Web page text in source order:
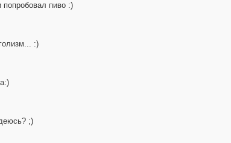
попробовал пиво :)
:)
;)